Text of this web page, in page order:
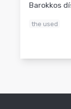
Barokkos
the used